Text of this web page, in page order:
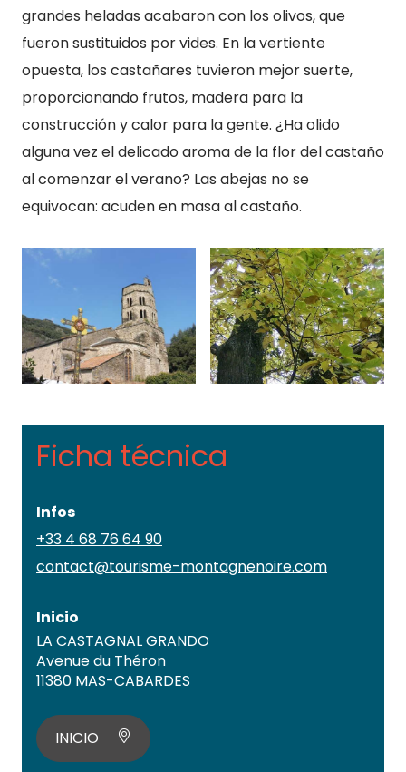
grandes heladas acabaron con los olivos, que
fueron sustituidos por vides. En la vertiente
opuesta, los castañares tuvieron mejor suerte,
proporcionando frutos, madera para la
construcción y calor para la gente. ¿Ha olido
alguna vez el delicado aroma de la flor del castaño
al comenzar el verano? Las abejas no se
equivocan: acuden en masa al castaño.
Ficha técnica
Infos
+33 4 68 76 64 90
contact@tourisme-montagnenoire.com
Inicio
LA CASTAGNAL GRANDO
Avenue du Théron
11380 MAS-CABARDES
INICIO